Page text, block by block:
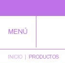
MENÚ
INICIO PRODUCTOS